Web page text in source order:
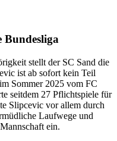
Bundesliga
stellt der SC Sand die
ist ab sofort kein Teil
Sommer 2025 vom FC
seitdem 27 Pflichtspiele für
Slipcevic vor allem durch
Laufwege und
ein.